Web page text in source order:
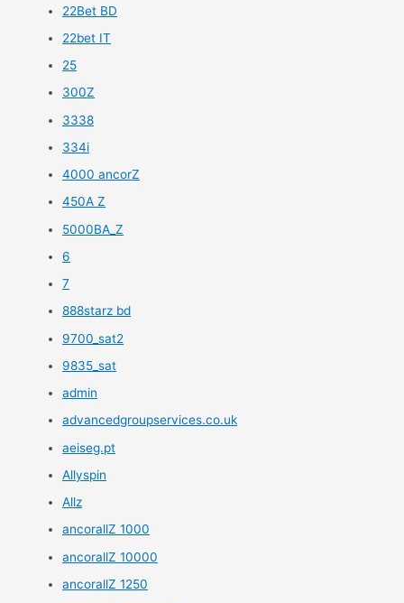
22Bet BD
22bet IT
25
300Z
3338
334i
4000 ancorZ
450A Z
5000BA_Z
6
7
888starz bd
9700_sat2
9835_sat
admin
advancedgroupservices.co.uk
aeiseg.pt
Allyspin
Allz
ancorallZ 1000
ancorallZ 10000
ancorallZ 1250